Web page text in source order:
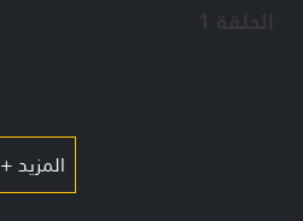
الحلقة 1
المزيد +